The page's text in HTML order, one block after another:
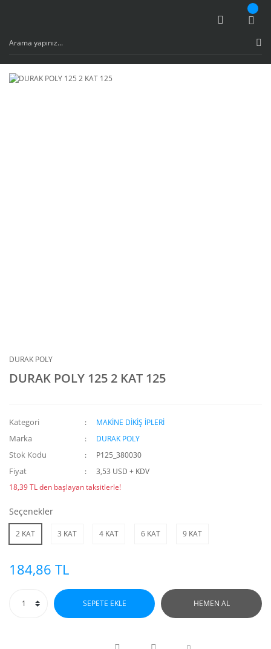
DURAK POLY
DURAK POLY 125 2 KAT 125
Kategori MAKİNE DİKİŞ İPLERİ
Marka DURAK POLY
Stok Kodu P125_380030
Fiyat
3,53 USD + KDV
18,39 TL den başlayan taksitlerle!
Seçenekler
2 KAT 3 KAT 4 KAT 6 KAT 9 KAT
184,86 TL
SEPETE EKLE HEMEN AL